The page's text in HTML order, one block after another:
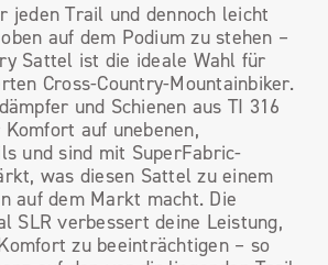
jeden Trail und dennoch leicht
auf dem Podium zu stehen –
Sattel ist die ideale Wahl für
Cross-Country-Mountainbiker.
und Schienen aus TI 316
auf unebenen,
und sind mit SuperFabric-
was diesen Sattel zu einem
auf dem Markt macht. Die
SLR verbessert deine Leistung,
zu beeinträchtigen – so